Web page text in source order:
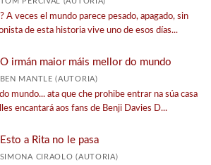
A veces el mundo parece pesado, apagado, sin
de esta historia vive uno de esos días...
O irmán maior máis mellor do mundo
BEN MANTLE (AUTORIA)
mundo... ata que che prohibe entrar na súa casa
encantará aos fans de Benji Davies D...
Esto a Rita no le pasa
SIMONA CIRAOLO (AUTORIA)